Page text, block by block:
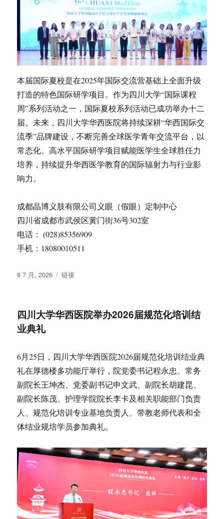
本届国际夏校是在2025年国际交流营基础上全面升级
打造的特色国际研学项目。作为四川大学“国际课程
周”系列活动之一，国际夏校系列活动已成功举办十二
届。未来，四川大学华西医院将持续深耕“华西国际交
流季”品牌建设，不断完善全球医学青年交流平台，以
常态化、高水平国际研学项目赋能医学生全球胜任力
培养，持续提升华西医学教育的国际辐射力与行业影
响力。
成都晶博义肢有限公司义眼（假眼）定制中心
四川省成都市武侯区黉门街36号302室
电话： (028)85356909
手机：18080010511
发
8 7 月, 2026
格
链接
四川大学华西医院举办2026届规范化培训结
业典礼
6月25日，四川大学华西医院2026届规范化培训结业典
礼在厚德楼多功能厅举行，院党委书记程永忠、常务
副院长王坤杰、党委副书记申文武、副院长胡建昆、
副院长陈茂、护理学院院长李卡及相关职能部门负责
人、规范化培训专业基地负责人、带教老师代表和全
体结业规培学员参加典礼。